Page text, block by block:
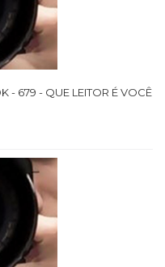
- 679 - QUE LEITOR É VOCÊ